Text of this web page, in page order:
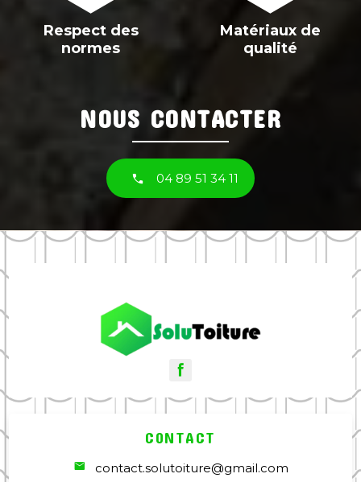
Respect des
normes
Matériaux de
qualité
NOUS CONTACTER
04 89 51 34 11
CONTACT
contact.solutoiture@gmail.com